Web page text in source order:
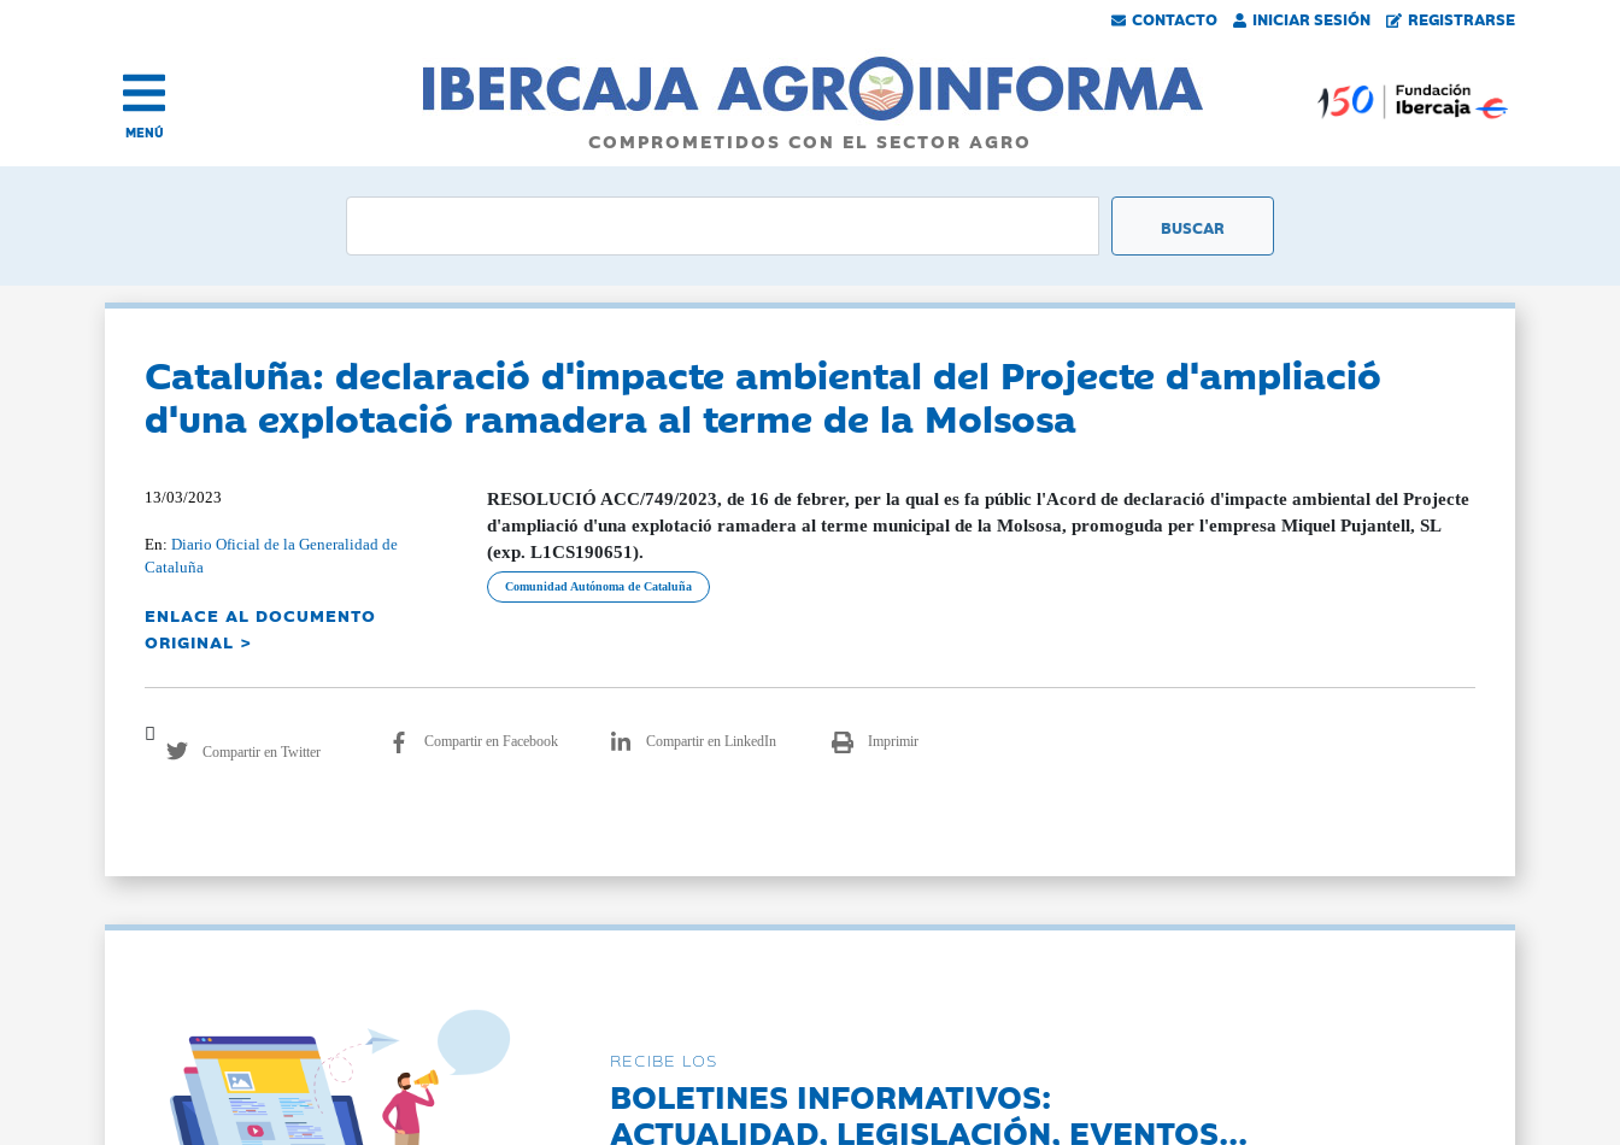
CONTACTO INICIAR SESIÓN REGISTRARSE
MENÚ COMPROMETIDOS CON EL SECTOR AGRO
Cataluña: declaració d'impacte ambiental del Projecte d'ampliació
d'una explotació ramadera al terme de la Molsosa
13/03/2023
En:Diario Oficial de la Generalidad de
Cataluña
ENLACE AL DOCUMENTO
ORIGINAL >
RESOLUCIÓ ACC/749/2023, de 16 de febrer, per la qual es fa públic l'Acord de declaració d'impacte ambiental del Projecte
d'ampliació d'una explotació ramadera al terme municipal de la Molsosa, promoguda per l'empresa Miquel Pujantell, SL
(exp. L1CS190651).
Comunidad Autónoma de Cataluña
Compartir en Twitter
Compartir en Facebook Compartir en LinkedIn Imprimir
RECIBE LOS
BOLETINES INFORMATIVOS:
ACTUALIDAD, LEGISLACIÓN, EVENTOS...